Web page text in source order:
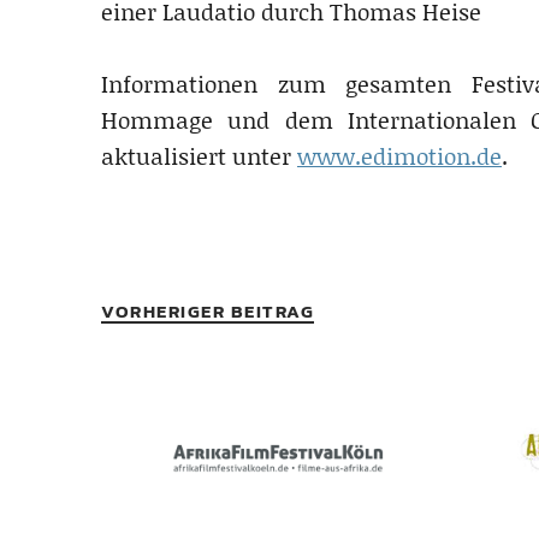
einer Laudatio durch Thomas Heise
Informationen zum gesamten
Hommage und dem Internationalen
aktualisiert unterwww.edimotion.de.
VORHERIGER BEITRAG